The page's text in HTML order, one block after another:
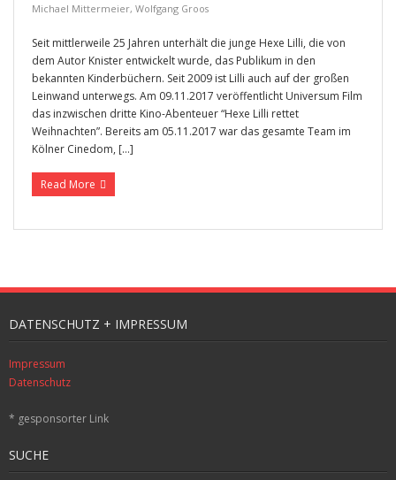
Michael Mittermeier, Wolfgang Groos
Seit mittlerweile 25 Jahren unterhält die junge Hexe Lilli, die von
dem Autor Knister entwickelt wurde, das Publikum in den
bekannten Kinderbüchern. Seit 2009 ist Lilli auch auf der großen
Leinwand unterwegs. Am 09.11.2017 veröffentlicht Universum Film
das inzwischen dritte Kino-Abenteuer “Hexe Lilli rettet
Weihnachten”. Bereits am 05.11.2017 war das gesamte Team im
Kölner Cinedom, […]
Read More
DATENSCHUTZ + IMPRESSUM
Impressum
Datenschutz
* gesponsorter Link
SUCHE